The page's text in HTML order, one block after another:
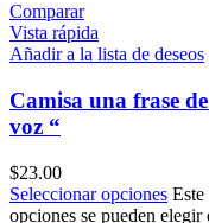
Comparar
Vista rápida
Añadir a la lista de deseos
Camisa una frase
voz “
$23.00
Seleccionar opciones
opciones se pueden